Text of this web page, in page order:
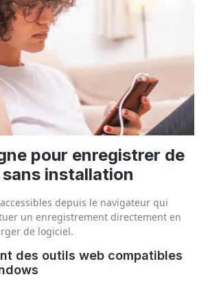
pour enregistrer de
sans installation
depuis le navigateur qui
un enregistrement directement en
de logiciel.
des outils web compatibles